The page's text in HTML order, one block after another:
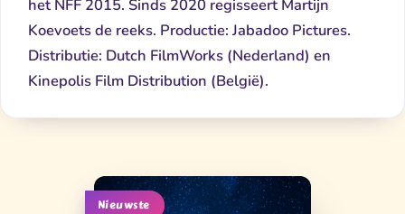
het NFF 2015. Sinds 2020 regisseert Martijn
Koevoets de reeks. Productie: Jabadoo Pictures.
Distributie: Dutch FilmWorks (Nederland) en
Kinepolis Film Distribution (België).
Nieuwste